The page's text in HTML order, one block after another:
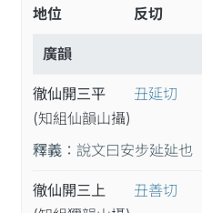
地位 反切
廣韻
徹仙開三平
(知組仙韻山攝)
丑延切
釋義： 說文曰安步㢟㢟也
徹仙開三上
丑善切